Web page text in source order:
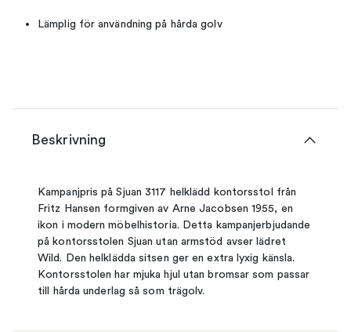
Lämplig för användning på hårda golv
Beskrivning
Kampanjpris på Sjuan 3117 helklädd kontorsstol från
Fritz Hansen formgiven av Arne Jacobsen 1955, en
ikon i modern möbelhistoria. Detta kampanjerbjudande
på kontorsstolen Sjuan utan armstöd avser lädret
Wild. Den helklädda sitsen ger en extra lyxig känsla.
Kontorsstolen har mjuka hjul utan bromsar som passar
till hårda underlag så som trägolv.